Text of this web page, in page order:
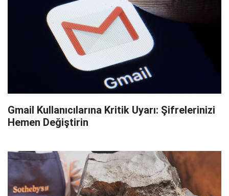
Gmail Kullanıcılarına Kritik Uyarı: Şifrelerinizi
Hemen Değiştirin